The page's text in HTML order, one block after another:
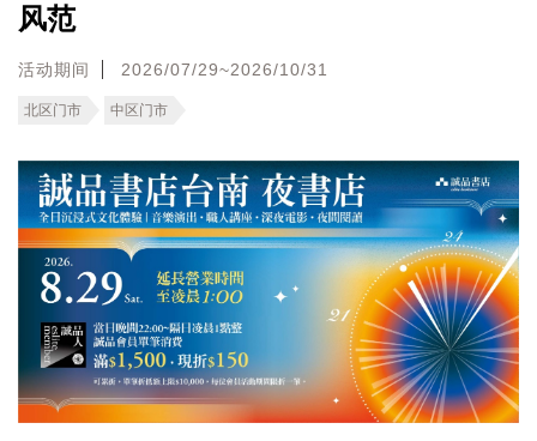
风范
活动期间 2026/07/29~2026/10/31
北区门市 中区门市